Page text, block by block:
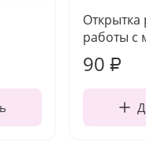
Открытка
работы с
90 ₽